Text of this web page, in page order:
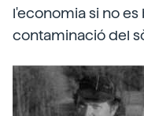
l'economia si no es
contaminació del